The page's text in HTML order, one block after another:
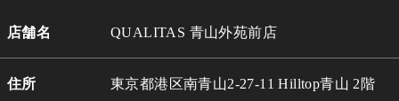
店舗名 QUALITAS 青山外苑前店
住所 東京都港区南青山2-27-11 Hilltop青山 2階